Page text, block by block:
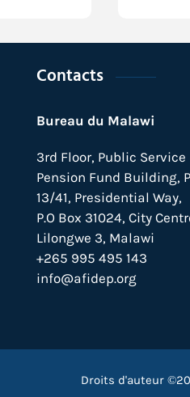
Contacts
Bureau du Malawi
3rd Floor, Public Service
Pension Fund Building,
13/41, Presidential Way,
P.O Box 31024, City
Lilongwe 3, Malawi
+265 995 495 143
info@afidep.org
Droits d'auteur